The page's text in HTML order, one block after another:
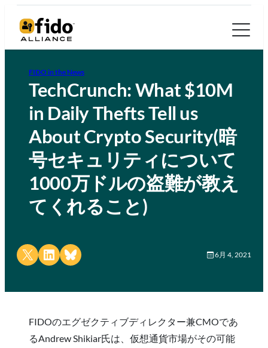
FIDO in the News
TechCrunch: What $10M
in Daily Thefts Tell us
About Crypto Security(暗
号セキュリティについて
1000万ドルの盗難が教え
てくれること)
Share on X Share on LinkedIn
Share on Bluesky 6月 4, 2021
FIDOのエグゼクティブディレクター兼CMOであ
るAndrew Shikiar氏は、仮想通貨市場がその可能